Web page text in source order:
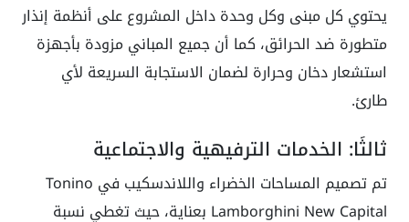
يحتوي كل مبنى وكل وحدة داخل المشروع على أنظمة إنذار
متطورة ضد الحرائق، كما أن جميع المباني مزودة بأجهزة
استشعار دخان وحرارة لضمان الاستجابة السريعة لأي
طارئ.
ثالثًا: الخدمات الترفيهية والاجتماعية
تم تصميم المساحات الخضراء واللاندسكيب في Tonino
Lamborghini New Capital بعناية، حيث تغطي نسبة